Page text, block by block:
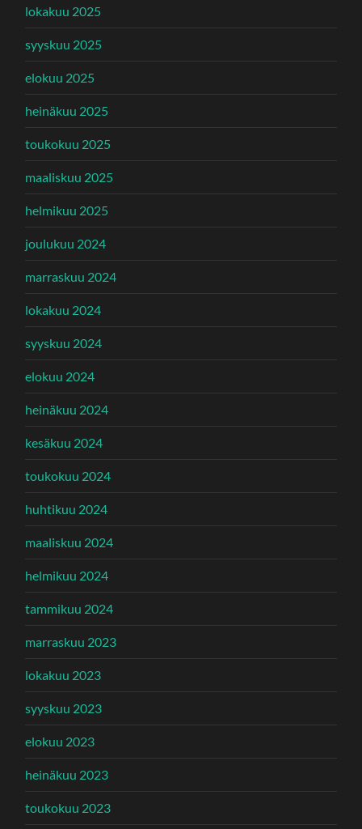
lokakuu 2025
syyskuu 2025
elokuu 2025
heinäkuu 2025
toukokuu 2025
maaliskuu 2025
helmikuu 2025
joulukuu 2024
marraskuu 2024
lokakuu 2024
syyskuu 2024
elokuu 2024
heinäkuu 2024
kesäkuu 2024
toukokuu 2024
huhtikuu 2024
maaliskuu 2024
helmikuu 2024
tammikuu 2024
marraskuu 2023
lokakuu 2023
syyskuu 2023
elokuu 2023
heinäkuu 2023
toukokuu 2023